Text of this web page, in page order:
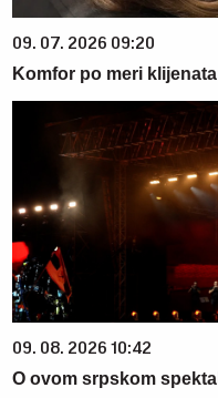
09. 07. 2026 09:20
Komfor po meri
09. 08. 2026 10:42
O ovom srpskom